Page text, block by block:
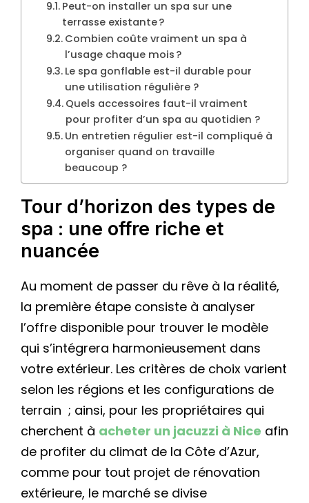
Peut-on installer un spa sur une
terrasse existante ?
Combien coûte vraiment un spa à
l’usage chaque mois ?
Le spa gonflable est-il durable pour
une utilisation régulière ?
Quels accessoires faut-il vraiment
pour profiter d’un spa au quotidien ?
Un entretien régulier est-il compliqué à
organiser quand on travaille
beaucoup ?
Tour d’horizon des types de
spa : une offre riche et
nuancée
Au moment de passer du rêve à la réalité,
la première étape consiste à analyser
l’offre disponible pour trouver le modèle
qui s’intégrera harmonieusement dans
votre extérieur. Les critères de choix varient
selon les régions et les configurations de
terrain ; ainsi, pour les propriétaires qui
cherchent à acheter un jacuzzi à Nice afin
de profiter du climat de la Côte d’Azur,
comme pour tout projet de rénovation
extérieure, le marché se divise